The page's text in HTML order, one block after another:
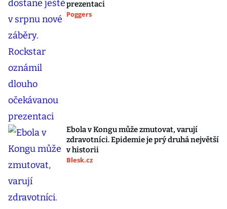
prezentaci
Poggers
Ebola v Kongu může zmutovat, varují
zdravotníci. Epidemie je prý druhá největší
v historii
Blesk.cz